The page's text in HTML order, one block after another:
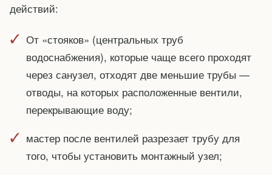
действий:
От «стояков» (центральных труб
водоснабжения), которые чаще всего проходят
через санузел, отходят две меньшие трубы —
отводы, на которых расположенные вентили,
перекрывающие воду;
мастер после вентилей разрезает трубу для
того, чтобы установить монтажный узел;